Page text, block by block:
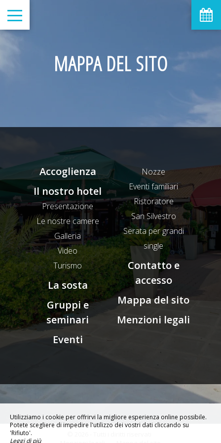
MAPPA DEL SITO
Accoglienza
Il nostro hotel
Presentazione
Le nostre camere
Galleria
Video
Turismo
La sosta
Gruppi e
seminari
Eventi
Nozze
Eventi familiari
Ristoratore
San Silvestro
Serata per grandi
single
Contatto e
accesso
Mappa del sito
Menzioni legali
Utilizziamo i cookie per offrirvi la migliore esperienza online possibile.
Potete scegliere di impedire l'utilizzo dei vostri dati cliccando su
'Rifiuto'.
Leggi di più